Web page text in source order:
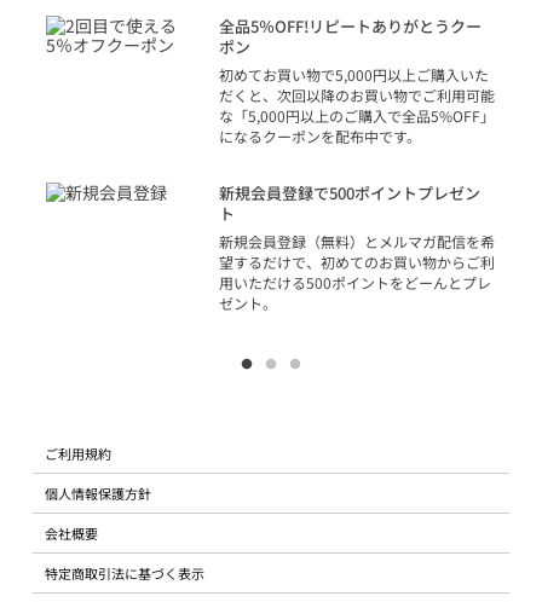
全品5％OFF!リピートありがとうクー
ポン
初めてお買い物で5,000円以上ご購入いた
だくと、次回以降のお買い物でご利用可能
な「5,000円以上のご購入で全品5%OFF」
になるクーポンを配布中です。
新規会員登録で500ポイントプレゼン
ト
新規会員登録（無料）とメルマガ配信を希
望するだけで、初めてのお買い物からご利
用いただける500ポイントをどーんとプレ
ゼント。
ご利用規約
個人情報保護方針
会社概要
特定商取引法に基づく表示